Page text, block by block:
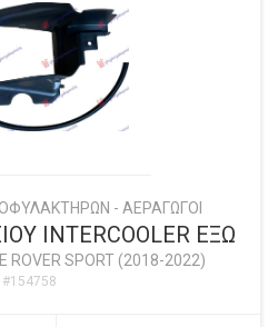
- ΑΕΡΑΓΩΓΟΙ
INTERCOOLER ΕΞΩ
ROVER SPORT (2018-2022)
#154758